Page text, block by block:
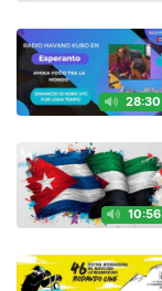
28:30
10:56